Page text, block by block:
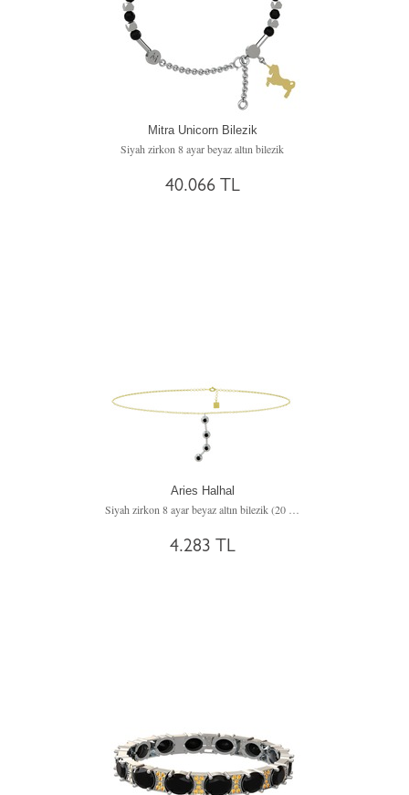
Mitra Unicorn Bilezik
Siyah zirkon 8 ayar beyaz altın bilezik
40.066 TL
Aries Halhal
4.283 TL